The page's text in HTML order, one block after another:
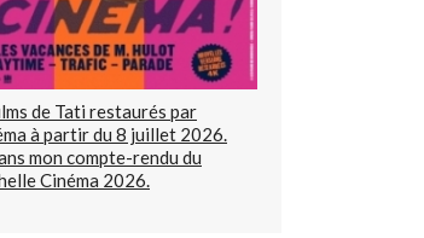
de Tati restaurés par
à partir du 8 juillet 2026.
mon compte-rendu du
Cinéma 2026.